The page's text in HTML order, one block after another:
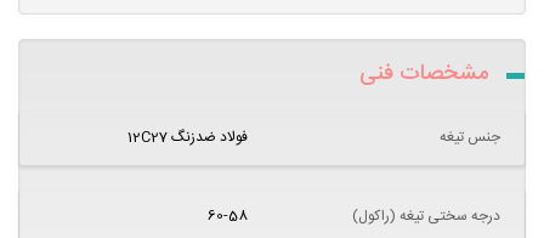
مشخصات فنی
جنس تیغه فولاد ضدزنگ 12C27
درجه سختی تیغه (راکول) 60-58